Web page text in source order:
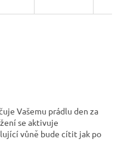
Vašemu prádlu den za
se aktivuje
vůně bude cítit jak po